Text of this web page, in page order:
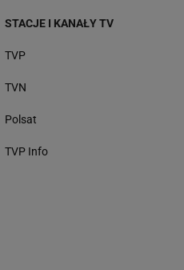
STACJE I KANAŁY TV
TVP
TVN
Polsat
TVP Info